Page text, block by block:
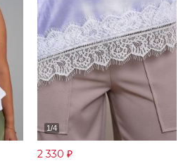
2 330 ₽